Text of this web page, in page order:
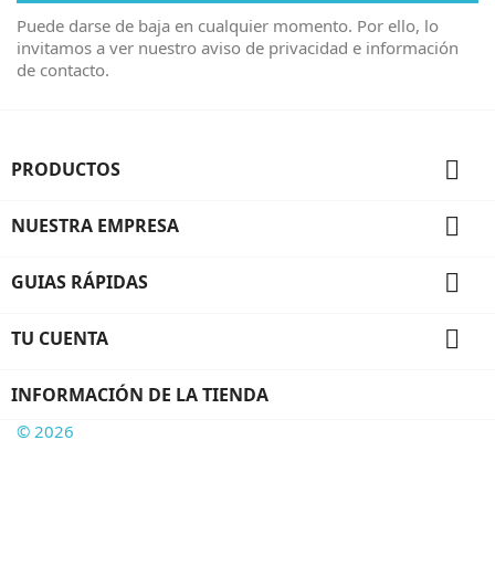
Puede darse de baja en cualquier momento. Por ello, lo
invitamos a ver nuestro aviso de privacidad e información
de contacto.
PRODUCTOS 
NUESTRA EMPRESA 
GUIAS RÁPIDAS 
TU CUENTA 
INFORMACIÓN DE LA TIENDA
© 2026